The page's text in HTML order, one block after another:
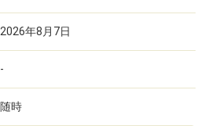
2026年8月7日
-
随時